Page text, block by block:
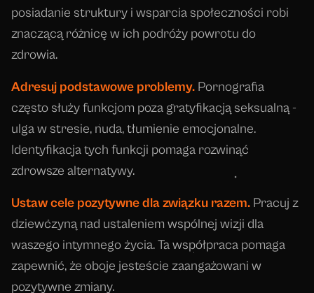
posiadanie struktury i wsparcia społeczności robi
znaczącą różnicę w ich podróży powrotu do
zdrowia.
Adresuj podstawowe problemy. Pornografia
często służy funkcjom poza gratyfikacją seksualną -
ulga w stresie, nuda, tłumienie emocjonalne.
Identyfikacja tych funkcji pomaga rozwinąć
zdrowsze alternatywy.
Ustaw cele pozytywne dla związku razem. Pracuj z
dziewczyną nad ustaleniem wspólnej wizji dla
waszego intymnego życia. Ta współpraca pomaga
zapewnić, że oboje jesteście zaangażowani w
pozytywne zmiany.